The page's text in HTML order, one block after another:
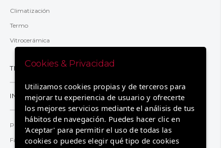
Climatización
Termo
Vitrocerámica
TRANSPARENCIA
INFORMACIÓN
Preguntas y respuestas
Factura 2.0TD
Cookies & Privacidad
Utilizamos cookies propias y de terceros para
mejorar tu experiencia de usuario y ofrecerte
los mejores servicios mediante el análisis de tus
hábitos de navegación. Puedes hacer clic en
'Aceptar' para permitir el uso de todas las
cookies o puedes elegir qué tipo de cookies